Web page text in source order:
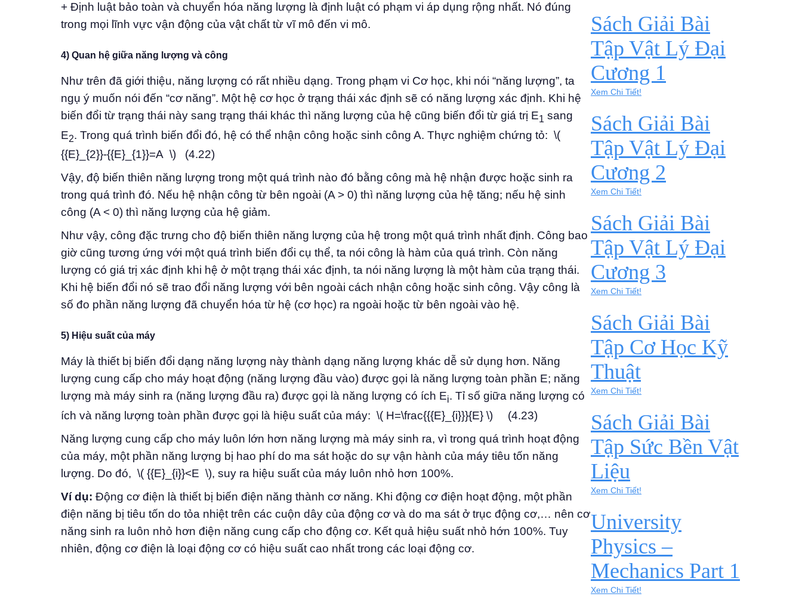
+ Định luật bảo toàn và chuyển hóa năng lượng là định luật có phạm vi áp dụng rộng nhất. Nó đúng
trong mọi lĩnh vực vận động của vật chất từ vĩ mô đến vi mô.
4) Quan hệ giữa năng lượng và công
Như trên đã giới thiệu, năng lượng có rất nhiều dạng. Trong phạm vi Cơ học, khi nói “năng lượng”, ta
ngụ ý muốn nói đến “cơ năng”. Một hệ cơ học ở trạng thái xác định sẽ có năng lượng xác định. Khi hệ
biến đổi từ trạng thái này sang trạng thái khác thì năng lượng của hệ cũng biến đổi từ giá trị E1 sang
E2. Trong quá trình biến đổi đó, hệ có thể nhận công hoặc sinh công A. Thực nghiệm chứng tỏ: \(
{{E}_{2}}-{{E}_{1}}=A \) (4.22)
Vậy, độ biến thiên năng lượng trong một quá trình nào đó bằng công mà hệ nhận được hoặc sinh ra
trong quá trình đó. Nếu hệ nhận công từ bên ngoài (A > 0) thì năng lượng của hệ tăng; nếu hệ sinh
công (A < 0) thì năng lượng của hệ giảm.
Như vậy, công đặc trưng cho độ biến thiên năng lượng của hệ trong một quá trình nhất định. Công bao
giờ cũng tương ứng với một quá trình biến đổi cụ thể, ta nói công là hàm của quá trình. Còn năng
lượng có giá trị xác định khi hệ ở một trạng thái xác định, ta nói năng lượng là một hàm của trạng thái.
Khi hệ biến đổi nó sẽ trao đổi năng lượng với bên ngoài cách nhận công hoặc sinh công. Vậy công là
số đo phần năng lượng đã chuyển hóa từ hệ (cơ học) ra ngoài hoặc từ bên ngoài vào hệ.
5) Hiệu suất của máy
Máy là thiết bị biến đổi dạng năng lượng này thành dạng năng lượng khác dễ sử dụng hơn. Năng
lượng cung cấp cho máy hoạt động (năng lượng đầu vào) được gọi là năng lượng toàn phần E; năng
lượng mà máy sinh ra (năng lượng đầu ra) được gọi là năng lượng có ích Ei. Tỉ số giữa năng lượng có
ích và năng lượng toàn phần được gọi là hiệu suất của máy: \( H=\frac{{{E}_{i}}}{E} \) (4.23)
Năng lượng cung cấp cho máy luôn lớn hơn năng lượng mà máy sinh ra, vì trong quá trình hoạt động
của máy, một phần năng lượng bị hao phí do ma sát hoặc do sự vận hành của máy tiêu tốn năng
lượng. Do đó, \( {{E}_{i}}<E \), suy ra hiệu suất của máy luôn nhỏ hơn 100%.
Ví dụ: Động cơ điện là thiết bị biến điện năng thành cơ năng. Khi động cơ điện hoạt động, một phần
điện năng bị tiêu tốn do tỏa nhiệt trên các cuộn dây của động cơ và do ma sát ở trục động cơ,… nên cơ
năng sinh ra luôn nhỏ hơn điện năng cung cấp cho động cơ. Kết quả hiệu suất nhỏ hớn 100%. Tuy
nhiên, động cơ điện là loại động cơ có hiệu suất cao nhất trong các loại động cơ.
Sách Giải Bài
Tập Vật Lý Đại
Cương 1
Xem Chi Tiết!
Sách Giải Bài
Tập Vật Lý Đại
Cương 2
Xem Chi Tiết!
Sách Giải Bài
Tập Vật Lý Đại
Cương 3
Xem Chi Tiết!
Sách Giải Bài
Tập Cơ Học Kỹ
Thuật
Xem Chi Tiết!
Sách Giải Bài
Tập Sức Bền Vật
Liệu
Xem Chi Tiết!
University
Physics –
Mechanics Part 1
Xem Chi Tiết!